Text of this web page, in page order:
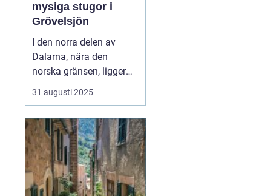
mysiga stugor i
Grövelsjön
I den norra delen av
Dalarna, nära den
norska gränsen, ligger
den pittoreska fjällbyn
Grövelsjön. Denna plats
naturälskare och
friluftsentusiaster.
Grövelsjön erbjuder en
spektakul&...
31 augusti 2025